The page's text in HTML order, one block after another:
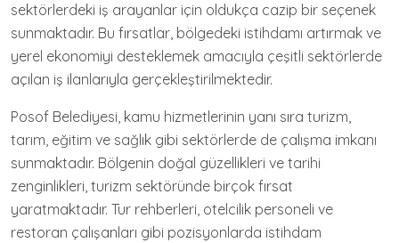
sektörlerdeki iş arayanlar için oldukça cazip bir seçenek
sunmaktadır. Bu fırsatlar, bölgedeki istihdamı artırmak ve
yerel ekonomiyi desteklemek amacıyla çeşitli sektörlerde
açılan iş ilanlarıyla gerçekleştirilmektedir.
Posof Belediyesi, kamu hizmetlerinin yanı sıra turizm,
tarım, eğitim ve sağlık gibi sektörlerde de çalışma imkanı
sunmaktadır. Bölgenin doğal güzellikleri ve tarihi
zenginlikleri, turizm sektöründe birçok fırsat
yaratmaktadır. Tur rehberleri, otelcilik personeli ve
restoran çalışanları gibi pozisyonlarda istihdam